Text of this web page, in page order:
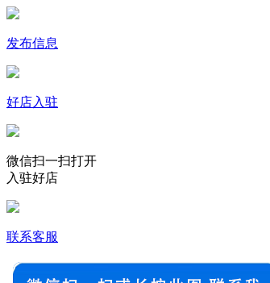
发布信息
好店入驻
微信扫一扫打开
入驻好店
联系客服